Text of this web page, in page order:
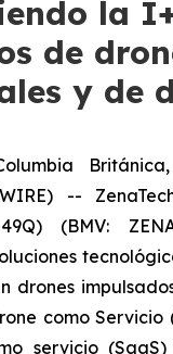
la
de
y de
--
(BMV:
drones
como Servicio
servicio